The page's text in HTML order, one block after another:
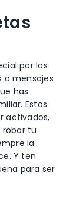
por las
o mensajes
has
Estos
activados,
tu
la
Y ten
para ser